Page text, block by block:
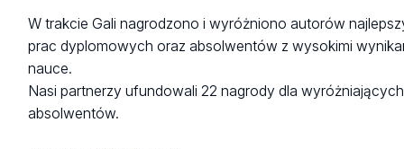
W trakcie Gali nagrodzono i wyróżniono autorów
prac dyplomowych oraz absolwentów z wysokimi
nauce.
Nasi partnerzy ufundowali 22 nagrody dla
absolwentów.